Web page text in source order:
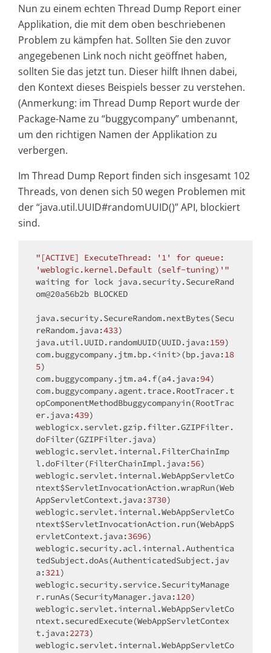
Nun zu einem echten Thread Dump Report einer
Applikation, die mit dem oben beschriebenen
Problem zu kämpfen hat. Sollten Sie den zuvor
angegebenen Link noch nicht geöffnet haben,
sollten Sie das jetzt tun. Dieser hilft Ihnen dabei,
den Kontext dieses Beispiels besser zu verstehen.
(Anmerkung: im Thread Dump Report wurde der
Package-Name zu “buggycompany” umbenannt,
um den richtigen Namen der Applikation zu
verbergen.
Im Thread Dump Report finden sich insgesamt 102
Threads, von denen sich 50 wegen Problemen mit
der “java.util.UUID#randomUUID()” API, blockiert
sind.
"[ACTIVE] ExecuteThread: '1' for queue:
'weblogic.kernel.Default (self-tuning)'"
waiting for lock java.security.SecureRand
om@20a56b2b BLOCKED
java.security.SecureRandom.nextBytes(Secu
reRandom.java:433)
java.util.UUID.randomUUID(UUID.java:159)
com.buggycompany.jtm.bp.<init>(bp.java:18
5)
com.buggycompany.jtm.a4.f(a4.java:94)
com.buggycompany.agent.trace.RootTracer.t
opComponentMethodBbuggycompanyin(RootTrac
er.java:439)
weblogicx.servlet.gzip.filter.GZIPFilter.
doFilter(GZIPFilter.java)
weblogic.servlet.internal.FilterChainImp
l.doFilter(FilterChainImpl.java:56)
weblogic.servlet.internal.WebAppServletCo
ntext$ServletInvocationAction.wrapRun(Web
AppServletContext.java:3730)
weblogic.servlet.internal.WebAppServletCo
ntext$ServletInvocationAction.run(WebAppS
ervletContext.java:3696)
weblogic.security.acl.internal.Authentica
tedSubject.doAs(AuthenticatedSubject.jav
a:321)
weblogic.security.service.SecurityManage
r.runAs(SecurityManager.java:120)
weblogic.servlet.internal.WebAppServletCo
ntext.securedExecute(WebAppServletContex
t.java:2273)
weblogic.servlet.internal.WebAppServletCo